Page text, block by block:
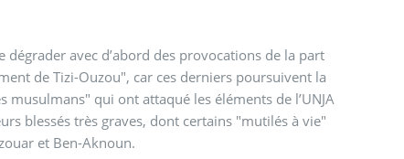
avec d’abord des provocations de la part
de Tizi-Ouzou", car ces derniers poursuivent la
qui ont attaqué les éléments de l’UNJA
blessés très graves, dont certains "mutilés à vie"
et Ben-Aknoun.